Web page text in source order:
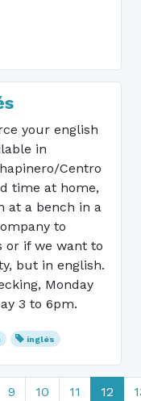
your english
in
Centro
time at home,
at a bench in a
to
or if we want to
but in english.
Monday
3 to 6pm.
inglés
9 10 11 12